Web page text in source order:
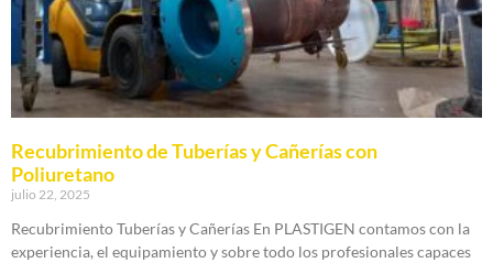
Recubrimiento de Tuberías y Cañerías con
Poliuretano
julio 22, 2025
Recubrimiento Tuberías y Cañerías En PLASTIGEN contamos con la
experiencia, el equipamiento y sobre todo los profesionales capaces